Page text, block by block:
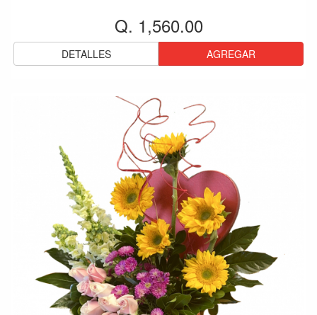
Q. 1,560.00
DETALLES AGREGAR